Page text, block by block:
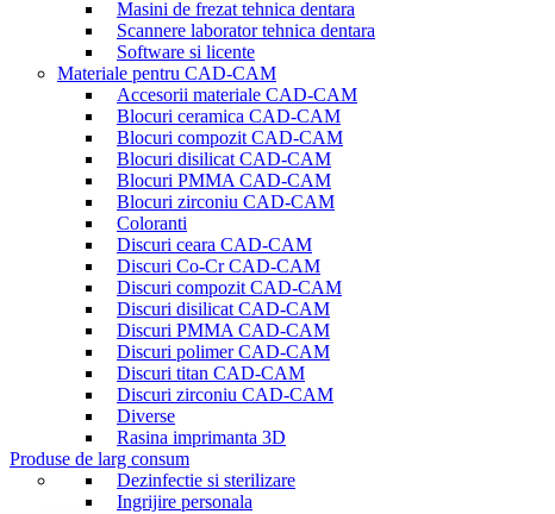
Masini de frezat tehnica dentara
Scannere laborator tehnica dentara
Software si licente
Materiale pentru CAD-CAM
Accesorii materiale CAD-CAM
Blocuri ceramica CAD-CAM
Blocuri compozit CAD-CAM
Blocuri disilicat CAD-CAM
Blocuri PMMA CAD-CAM
Blocuri zirconiu CAD-CAM
Coloranti
Discuri ceara CAD-CAM
Discuri Co-Cr CAD-CAM
Discuri compozit CAD-CAM
Discuri disilicat CAD-CAM
Discuri PMMA CAD-CAM
Discuri polimer CAD-CAM
Discuri titan CAD-CAM
Discuri zirconiu CAD-CAM
Diverse
Rasina imprimanta 3D
Produse de larg consum
Dezinfectie si sterilizare
Ingrijire personala